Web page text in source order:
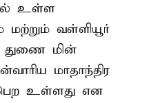
உள்ள
மற்றும் வள்ளியூர்
துணை மின்
மாதாந்திர
உள்ளது என